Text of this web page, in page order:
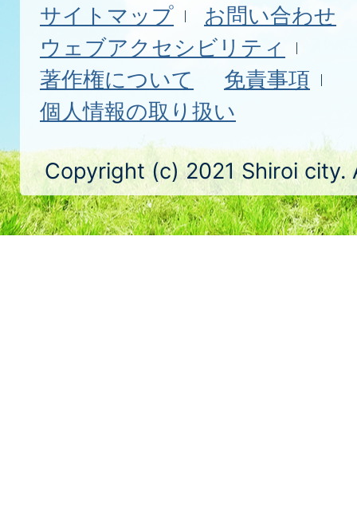
サイトマップ
お問い合わせ
ウェブアクセシビリティ
著作権について
免責事項
個人情報の取り扱い
Copyright (c) 2021 Shiroi city.